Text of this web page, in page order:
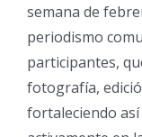
semana de
periodismo
participantes,
fotografía,
fortaleciendo